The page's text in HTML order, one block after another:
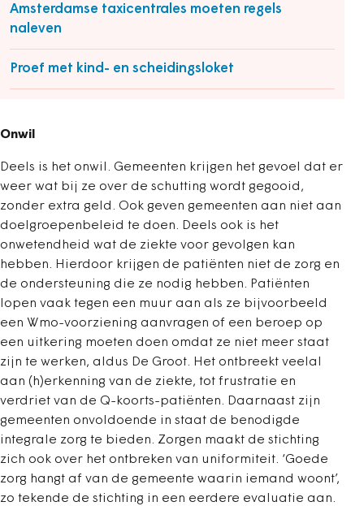
Amsterdamse taxicentrales moeten regels
naleven
Proef met kind- en scheidingsloket
Onwil
Deels is het onwil. Gemeenten krijgen het gevoel dat er
weer wat bij ze over de schutting wordt gegooid,
zonder extra geld. Ook geven gemeenten aan niet aan
doelgroepenbeleid te doen. Deels ook is het
onwetendheid wat de ziekte voor gevolgen kan
hebben. Hierdoor krijgen de patiënten niet de zorg en
de ondersteuning die ze nodig hebben. Patiënten
lopen vaak tegen een muur aan als ze bijvoorbeeld
een Wmo-voorziening aanvragen of een beroep op
een uitkering moeten doen omdat ze niet meer staat
zijn te werken, aldus De Groot. Het ontbreekt veelal
aan (h)erkenning van de ziekte, tot frustratie en
verdriet van de Q-koorts-patiënten. Daarnaast zijn
gemeenten onvoldoende in staat de benodigde
integrale zorg te bieden. Zorgen maakt de stichting
zich ook over het ontbreken van uniformiteit. ‘Goede
zorg hangt af van de gemeente waarin iemand woont’,
zo tekende de stichting in een eerdere evaluatie aan.